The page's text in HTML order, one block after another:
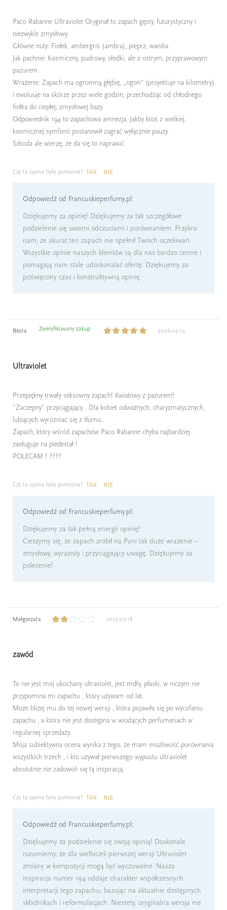
Paco Rabanne Ultraviolet Oryginał to zapach gęsty, futurystyczny i
niezwykle zmysłowy.
Główne nuty: Fiołek, ambergris (ambra), pieprz, wanilia.
Jak pachnie: Kosmiczny, pudrowy, słodki, ale z ostrym, przyprawowym
pazurem.
Wrażenie: Zapach ma ogromną głębię, „ogon” (projektuje na kilometry)
i ewoluuje na skórze przez wiele godzin, przechodząc od chłodnego
fiołka do ciepłej, zmysłowej bazy.
Odpowiednik 194 to zapachowa amnezja. Jakby ktoś z wielkiej,
kosmicznej symfonii postanowił zagrać wyłącznie pauzy.
Szkoda ale wierzę, że da się to naprawić.
Czy ta opinia była pomocna? TAK NIE
Odpowiedź od Francuskieperfumy.pl:
Dziękujemy za opinię! Dziękujemy za tak szczegółowe
podzielenie się swoimi odczuciami i porównaniem. Przykro
nam, że akurat ten zapach nie spełnił Twoich oczekiwań.
Wszystkie opinie naszych klientów są dla nas bardzo cenne i
pomagają nam stale udoskonalać ofertę. Dziękujemy za
poświęcony czas i konstruktywną opinię.
Beata Zweryfikowany zakup 2026-02-12
Ultraviolet
Przepiękny trwały seksowny zapach! Kwiatowy z pazurem!
"Zaczepny" przyciągający... Dla kobiet odważnych, charyzmatycznych,
lubiących wyróżniać się z tłumu..
Zapach, który wśród zapachów Paco Rabanne chyba najbardziej
zasługuje na piedestał !
POLECAM ! ????
Czy ta opinia była pomocna? TAK NIE
Odpowiedź od Francuskieperfumy.pl:
Dziękujemy za tak pełną energii opinię!
Cieszymy się, że zapach zrobił na Pani tak duże wrażenie –
zmysłowy, wyrazisty i przyciągający uwagę. Dziękujemy za
polecenie!
Małgorzata 2025-03-18
zawód
To nie jest mój ukochany ultraviolet, jest mdły, płaski, w niczym nie
przypomina mi zapachu , który używam od lat.
Może blizej mu do tej nowej wersji , która pojawiła się po wycofaniu
zapachu , a która nie jest dostępna w wiodących perfumeriach w
regularnej sprzedaży.
Moja subiektywna ocena wynika z tego, że mam możliwość porównania
wszystkich trzech , i kto używał pierwszego wypustu ultraviolet
absolutnie nie zadowoli się tą inspiracją.
Czy ta opinia była pomocna? TAK NIE
Odpowiedź od Francuskieperfumy.pl:
Dziękujemy za podzielenie się swoją opinią! Doskonale
rozumiemy, że dla wielbicieli pierwszej wersji Ultraviolet
zmiany w kompozycji mogą być wyczuwalne. Nasza
inspiracja numer 194 oddaje charakter współczesnych
interpretacji tego zapachu, bazując na aktualnie dostępnych
składnikach i reformulacjach. Niestety, oryginalna wersja nie